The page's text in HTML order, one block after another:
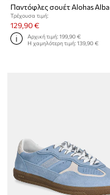
Παντόφλες σουέτ Alohas Alba
Τρέχουσα τιμή:
129,90 €
Αρχική τιμή:199,90 €
Η χαμηλότερη τιμή:139,90 €